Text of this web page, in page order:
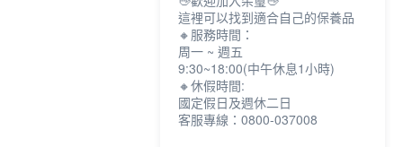
這裡可以找到適合自己的保養品
🔸服務時間：
周一 ~ 週五
9:30~18:00(中午休息1小時)
🔸休假時間:
國定假日及週休二日
客服專線：0800-037008